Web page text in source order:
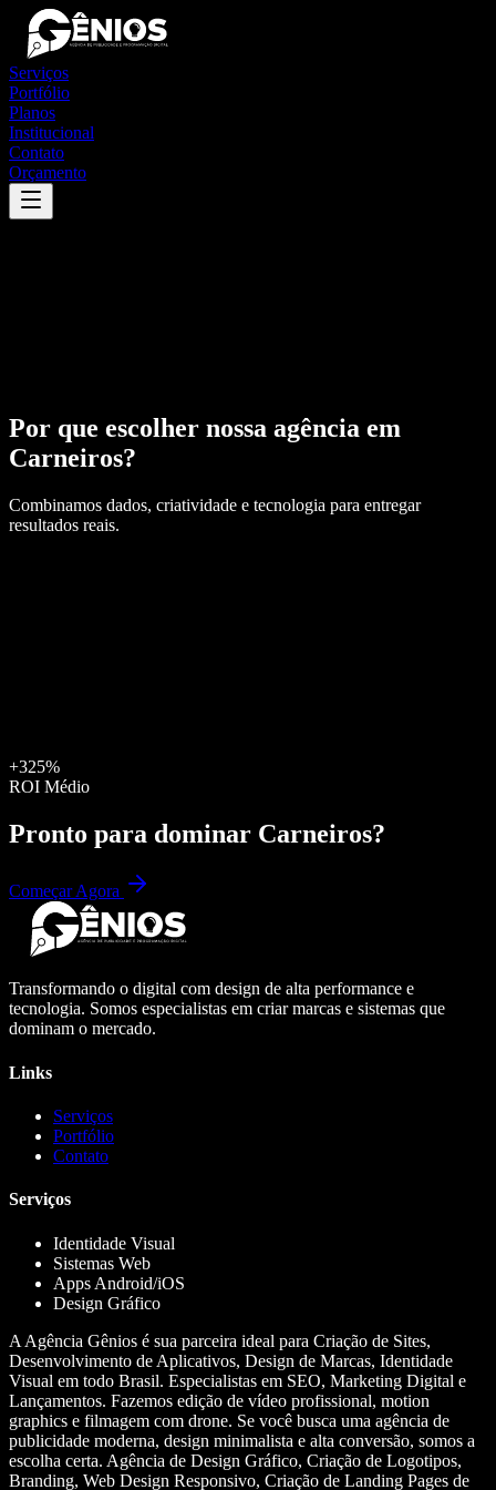
Serviços
Portfólio
Planos
Institucional
Contato
Orçamento
Por que escolher nossa agência em
Carneiros?
Combinamos dados, criatividade e tecnologia para entregar
resultados reais.
+325%
ROI Médio
Pronto para dominar Carneiros?
Começar Agora
Transformando o digital com design de alta performance e
tecnologia. Somos especialistas em criar marcas e sistemas que
dominam o mercado.
Links
Serviços
Portfólio
Contato
Serviços
Identidade Visual
Sistemas Web
Apps Android/iOS
Design Gráfico
A Agência Gênios é sua parceira ideal para Criação de Sites,
Desenvolvimento de Aplicativos, Design de Marcas, Identidade
Visual em todo Brasil. Especialistas em SEO, Marketing Digital e
Lançamentos. Fazemos edição de vídeo profissional, motion
graphics e filmagem com drone. Se você busca uma agência de
publicidade moderna, design minimalista e alta conversão, somos a
escolha certa. Agência de Design Gráfico, Criação de Logotipos,
Branding, Web Design Responsivo, Criação de Landing Pages de